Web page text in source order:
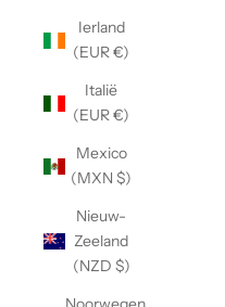
Ierland
(EUR €)
Italië
(EUR €)
Mexico
(MXN $)
Nieuw-
Zeeland
(NZD $)